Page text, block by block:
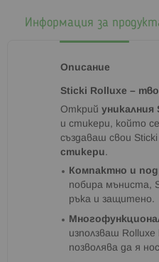
Информация за
Описание
Sticki Rolluxe –
Открий уникалния
и стикери, който
създаваш свои
стикери.
Компактно и
побира мъниста,
ръка и защитено.
използваш Rolluxe
позволява да я